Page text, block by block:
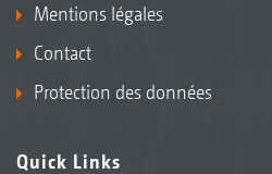
Mentions légales
Contact
Protection des données
Quick Links